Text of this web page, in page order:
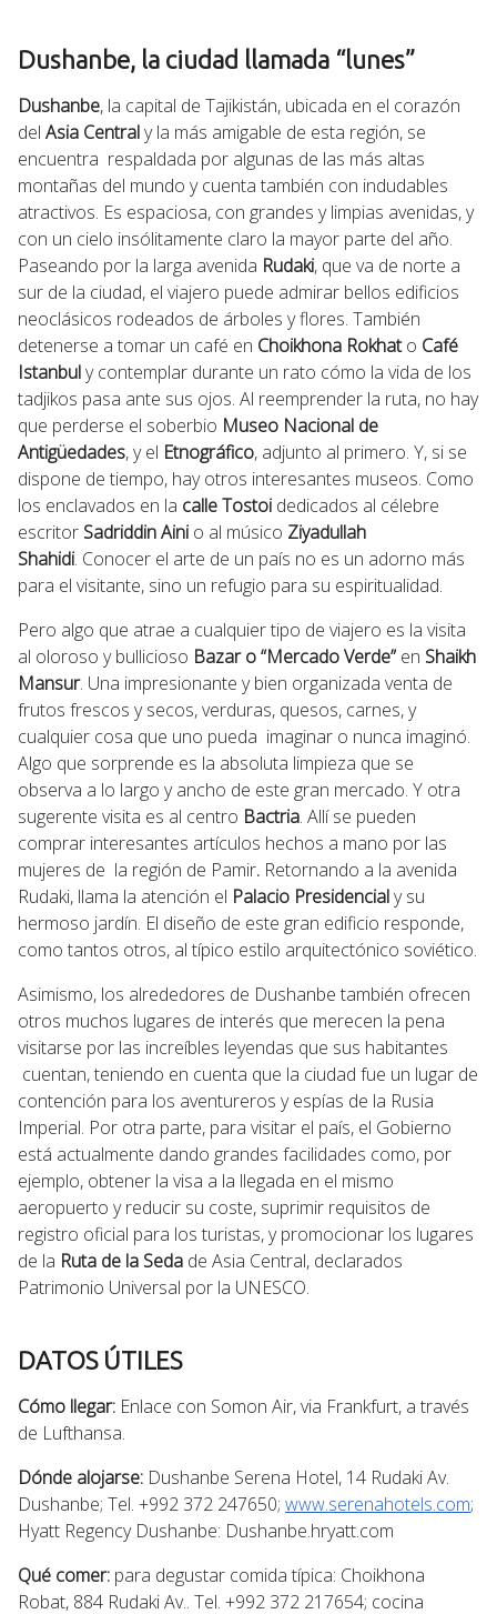
Dushanbe, la ciudad llamada “lunes”
Dushanbe, la capital de Tajikistán, ubicada en el corazón
del Asia Centraly la más amigable de esta región, se
encuentra respaldada por algunas de las más altas
montañas del mundo y cuenta también con indudables
atractivos. Es espaciosa, con grandes y limpias avenidas, y
con un cielo insólitamente claro la mayor parte del año.
Paseando por la larga avenida Rudaki, que va de norte a
sur de la ciudad, el viajero puede admirar bellos edificios
neoclásicos rodeados de árboles y flores. También
detenerse a tomar un café en Choikhona Rokhato Café
Istanbuly contemplar durante un rato cómo la vida de los
tadjikos pasa ante sus ojos. Al reemprender la ruta, no hay
que perderse el soberbio Museo Nacional de
Antigüedades, y el Etnográfico, adjunto al primero. Y, si se
dispone de tiempo, hay otros interesantes museos. Como
los enclavados en la calle Tostoi dedicados al célebre
escritor Sadriddin Aini o al músico Ziyadullah
Shahidi. Conocer el arte de un país no es un adorno más
para el visitante, sino un refugio para su espiritualidad.
Pero algo que atrae a cualquier tipo de viajero es la visita
al oloroso y bullicioso Bazar o “Mercado Verde” en Shaikh
Mansur. Una impresionante y bien organizada venta de
frutos frescos y secos, verduras, quesos, carnes, y
cualquier cosa que uno pueda imaginar o nunca imaginó.
Algo que sorprende es la absoluta limpieza que se
observa a lo largo y ancho de este gran mercado. Y otra
sugerente visita es al centro Bactria. Allí se pueden
comprar interesantes artículos hechos a mano por las
mujeres de la región de Pamir. Retornando a la avenida
Rudaki, llama la atención el Palacio Presidencialy su
hermoso jardín. El diseño de este gran edificio responde,
como tantos otros, al típico estilo arquitectónico soviético.
Asimismo, los alrededores de Dushanbe también ofrecen
otros muchos lugares de interés que merecen la pena
visitarse por las increíbles leyendas que sus habitantes
cuentan, teniendo en cuenta que la ciudad fue un lugar de
contención para los aventureros y espías de la Rusia
Imperial. Por otra parte, para visitar el país, el Gobierno
está actualmente dando grandes facilidades como, por
ejemplo, obtener la visa a la llegada en el mismo
aeropuerto y reducir su coste, suprimir requisitos de
registro oficial para los turistas, y promocionar los lugares
de la Ruta de la Seda de Asia Central, declarados
Patrimonio Universal por la UNESCO.
DATOS ÚTILES
Cómo llegar: Enlace con Somon Air, via Frankfurt, a través
de Lufthansa.
Dónde alojarse: Dushanbe Serena Hotel, 14 Rudaki Av.
Dushanbe; Tel. +992 372 247650; www.serenahotels.com;
Hyatt Regency Dushanbe: Dushanbe.hryatt.com
Qué comer: para degustar comida típica: Choikhona
Robat, 884 Rudaki Av.. Tel. +992 372 217654; cocina